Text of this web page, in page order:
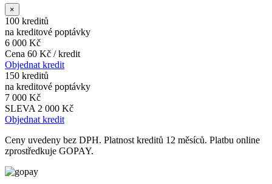
×
100 kreditů
na kreditové poptávky
6 000 Kč
Cena 60 Kč / kredit
Objednat kredit
150 kreditů
na kreditové poptávky
7 000 Kč
SLEVA 2 000 Kč
Objednat kredit
Ceny uvedeny bez DPH. Platnost kreditů 12 měsíců. Platbu online
zprostředkuje GOPAY.